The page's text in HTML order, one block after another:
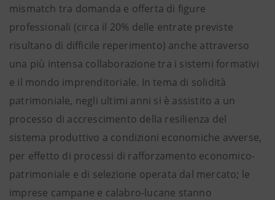
mismatch tra domanda e offerta di figure
professionali (circa il 20% delle entrate previste
risultano di difficile reperimento) anche attraverso
una più intensa collaborazione tra i sistemi formativi
e il mondo imprenditoriale. In tema di solidità
patrimoniale, negli ultimi anni si è assistito a un
processo di accrescimento della resilienza del
sistema produttivo a condizioni economiche avverse,
per effetto di processi di rafforzamento economico-
patrimoniale e di selezione operata dal mercato; le
imprese campane e calabro-lucane stanno